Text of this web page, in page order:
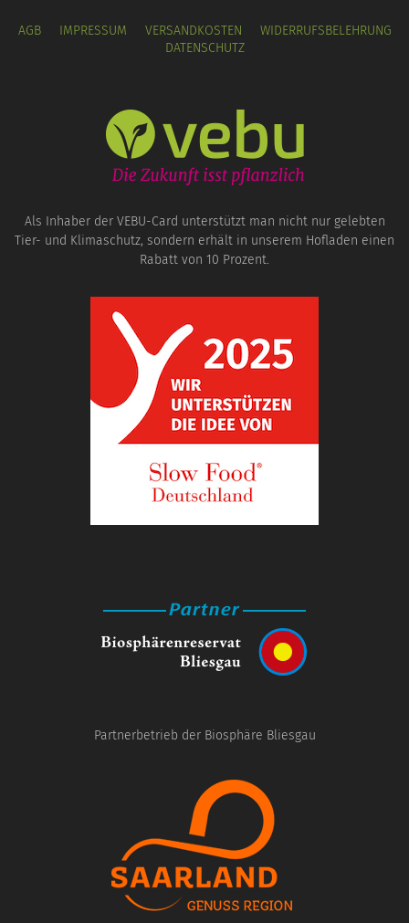
AGB IMPRESSUM VERSANDKOSTEN
WIDERRUFSBELEHRUNG
DATENSCHUTZ
Als Inhaber der VEBU-Card unterstützt man nicht nur gelebten
Tier- und Klimaschutz, sondern erhält in unserem Hofladen einen
Rabatt von 10 Prozent.
Partnerbetrieb der Biosphäre Bliesgau